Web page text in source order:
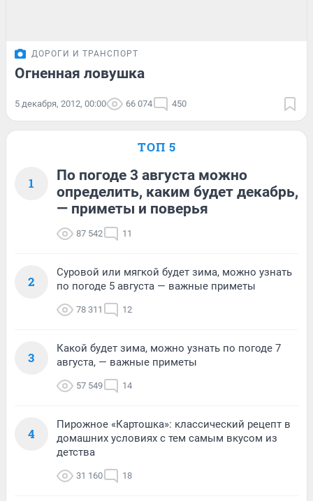
ДОРОГИ И ТРАНСПОРТ
Огненная ловушка
5 декабря, 2012, 00:00 66 074 450
ТОП 5
1
По погоде 3 августа можно
определить, каким будет декабрь,
— приметы и поверья
87 542 11
2
Суровой или мягкой будет зима, можно узнать
по погоде 5 августа — важные приметы
78 311 12
3
Какой будет зима, можно узнать по погоде 7
августа, — важные приметы
57 549 14
4
Пирожное «Картошка»: классический рецепт в
домашних условиях с тем самым вкусом из
детства
31 160 18